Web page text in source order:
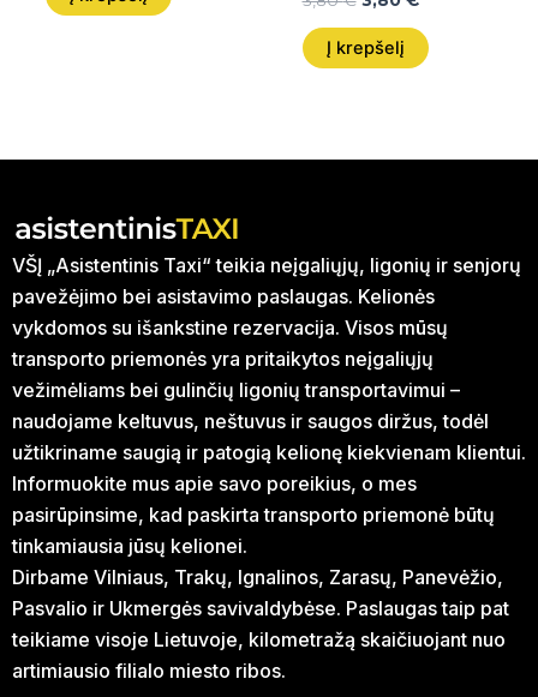
Į krepšelį
VŠĮ „Asistentinis Taxi“ teikia neįgaliųjų, ligonių ir senjorų
pavežėjimo bei asistavimo paslaugas. Kelionės
vykdomos su išankstine rezervacija. Visos mūsų
transporto priemonės yra pritaikytos neįgaliųjų
vežimėliams bei gulinčių ligonių transportavimui –
naudojame keltuvus, neštuvus ir saugos diržus, todėl
užtikriname saugią ir patogią kelionę kiekvienam klientui.
Informuokite mus apie savo poreikius, o mes
pasirūpinsime, kad paskirta transporto priemonė būtų
tinkamiausia jūsų kelionei.
Dirbame Vilniaus, Trakų, Ignalinos, Zarasų, Panevėžio,
Pasvalio ir Ukmergės savivaldybėse. Paslaugas taip pat
teikiame visoje Lietuvoje, kilometražą skaičiuojant nuo
artimiausio filialo miesto ribos.